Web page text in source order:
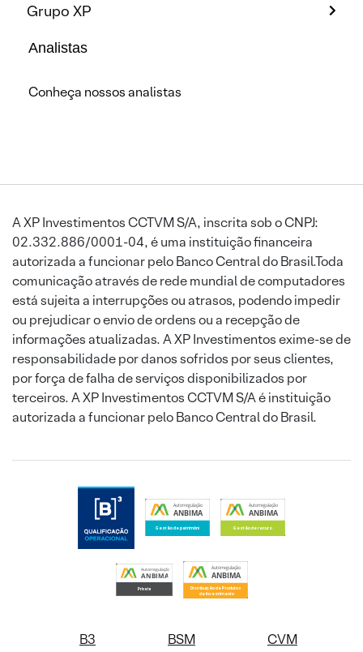
Grupo XP
Analistas
Conheça nossos analistas
A XP Investimentos CCTVM S/A, inscrita sob o CNPJ:
02.332.886/0001-04, é uma instituição financeira
autorizada a funcionar pelo Banco Central do Brasil.Toda
comunicação através de rede mundial de computadores
está sujeita a interrupções ou atrasos, podendo impedir
ou prejudicar o envio de ordens ou a recepção de
informações atualizadas. A XP Investimentos exime-se de
responsabilidade por danos sofridos por seus clientes,
por força de falha de serviços disponibilizados por
terceiros. A XP Investimentos CCTVM S/A é instituição
autorizada a funcionar pelo Banco Central do Brasil.
B3 BSM CVM